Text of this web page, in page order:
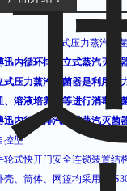
立式压力蒸汽灭
迅内循环排汽立式蒸汽灭菌
式压力蒸汽灭菌器是利用压
、溶液培养基等进行消毒灭
迅内循环排汽立式蒸汽灭菌
控型
轮式快开门安全连锁装置结
壳、筒体、网篮均采用